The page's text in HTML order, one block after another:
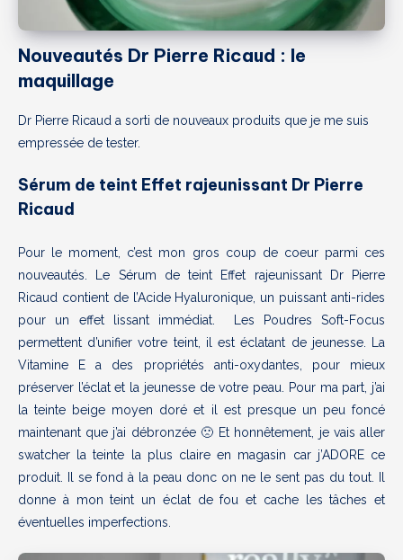
Nouveautés Dr Pierre Ricaud : le
maquillage
Dr Pierre Ricaud a sorti de nouveaux produits que je me suis
empressée de tester.
Sérum de teint Effet rajeunissant Dr Pierre
Ricaud
Pour le moment, c’est mon gros coup de coeur parmi ces
nouveautés. Le Sérum de teint Effet rajeunissant Dr Pierre
Ricaud contient de l’Acide Hyaluronique, un puissant anti-rides
pour un effet lissant immédiat. Les Poudres Soft-Focus
permettent d’unifier votre teint, il est éclatant de jeunesse. La
Vitamine E a des propriétés anti-oxydantes, pour mieux
préserver l’éclat et la jeunesse de votre peau. Pour ma part, j’ai
la teinte beige moyen doré et il est presque un peu foncé
maintenant que j’ai débronzée 🙁 Et honnêtement, je vais aller
swatcher la teinte la plus claire en magasin car j’ADORE ce
produit. Il se fond à la peau donc on ne le sent pas du tout. Il
donne à mon teint un éclat de fou et cache les tâches et
éventuelles imperfections.